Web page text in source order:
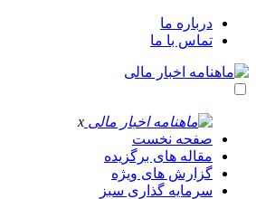
درباره ما
تماس با ما
x
صفحه نخست
مقاله های برگزیده
گزارش های ویژه
سرمایه گذاری سبز